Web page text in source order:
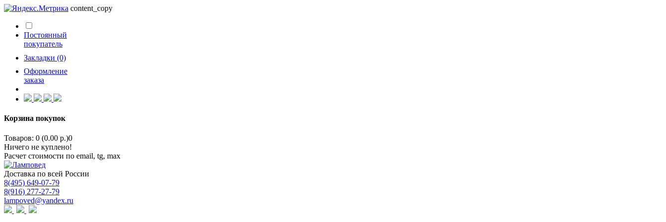
content_copy
Постоянный
покупатель
Закладки (0)
Оформление
заказа
Корзина покупок
Товаров: 0 (0.00 р.)0
Ничего не куплено!
Расчет стоимости по email, tg, max
Доставка по всей России
8(495) 649-07-79
8(916) 277-27-79
lampoved@yandex.ru